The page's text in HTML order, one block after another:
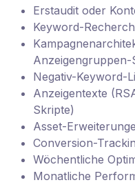
Erstaudit oder
Keyword-
Negativ-Keyword-
Anzeigentexte
Skripte)
Asset-
Conversion-
Wöchentliche
Monatliche